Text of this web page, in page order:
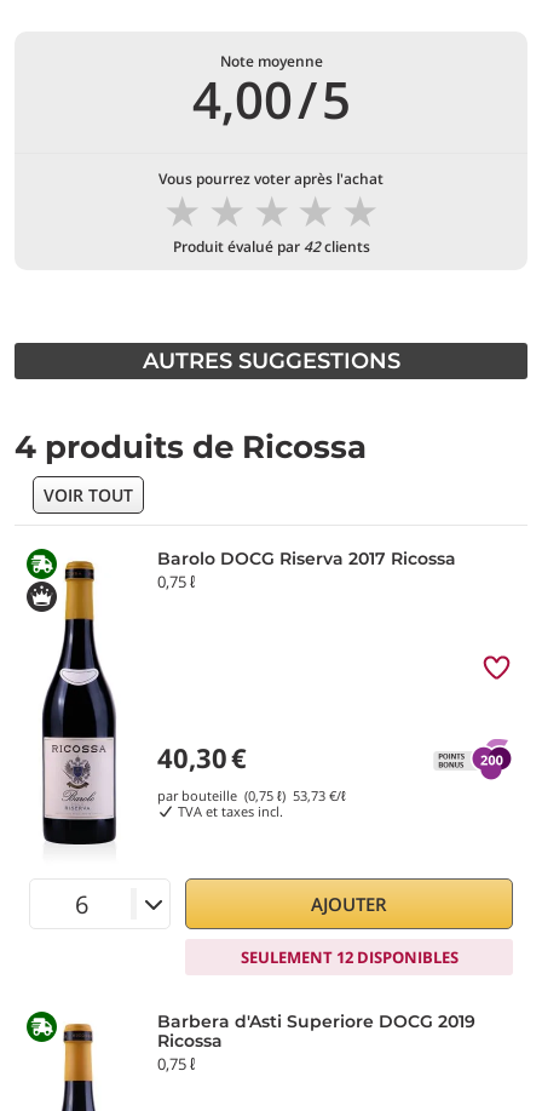
Note moyenne
4,00/5
Vous pourrez voter après l'achat
★
★
★
★
★
Produit évalué par42clients
AUTRES SUGGESTIONS
4 produits de Ricossa
VOIR TOUT
Barolo DOCG Riserva 2017 Ricossa
0,75 ℓ
40,30€
par bouteille (0,75 ℓ) 53,73 €/ℓ
TVA et taxes incl.
AJOUTER
SEULEMENT 12 DISPONIBLES
Barbera d'Asti Superiore DOCG 2019
Ricossa
0,75 ℓ